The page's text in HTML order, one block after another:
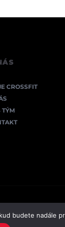
CROSSFIT
TÝM
budete nadále